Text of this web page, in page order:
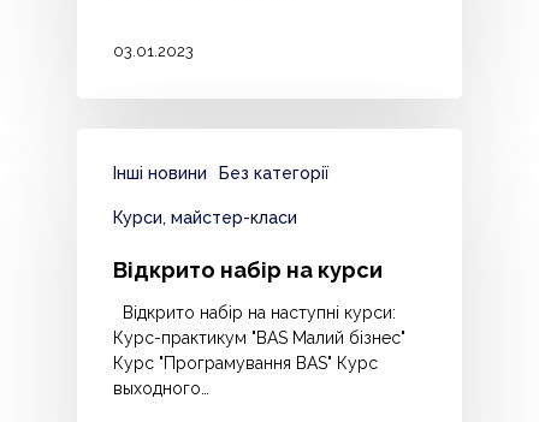
03.01.2023
Інші новини Без категорії
Курси, майстер-класи
Відкрито набір на курси
Відкрито набір на наступні курси:
Курс-практикум "BAS Малий бізнес"
Курс "Програмування BAS" Курс
выходного…